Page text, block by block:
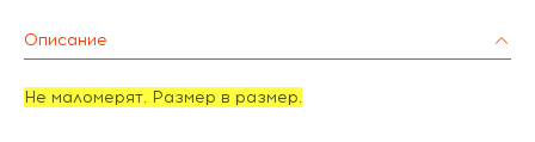
Описание
Не маломерят. Размер в размер.